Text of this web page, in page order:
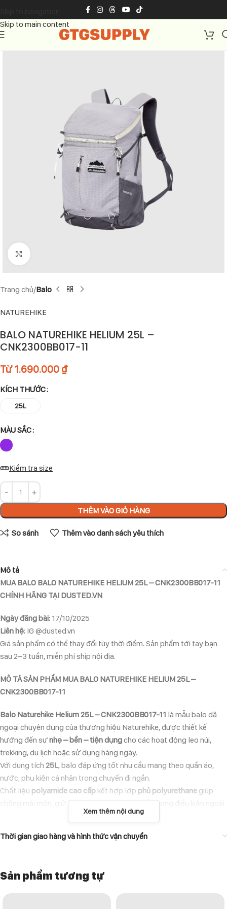
Skip to main content
Click to enlarge
Trang chủ Balo
NATUREHIKE
BALO NATUREHIKE HELIUM 25L –
CNK2300BB017-11
Từ1.690.000 ₫
KÍCH THƯỚC
25L
MÀU SẮC
Kiểm tra size
THÊM VÀO GIỎ HÀNG
So sánh Thêm vào danh sách yêu thích
Mô tả
MUA BALO BALO NATUREHIKE HELIUM 25L – CNK2300BB017-11
CHÍNH HÃNG TẠI DUSTED.VN
Ngày đăng bài: 17/10/2025
Liên hệ: IG @dusted.vn
Giá sản phẩm có thể thay đổi tùy thời điểm. Sản phẩm tới tay bạn
sau 2–3 tuần, miễn phí ship nội địa.
MÔ TẢ SẢN PHẨM MUA BALO NATUREHIKE HELIUM 25L –
CNK2300BB017-11
Balo Naturehike Helium 25L – CNK2300BB017-11 là mẫu balo dã
ngoại chuyên dụng của thương hiệu Naturehike, được thiết kế
hướng đến sựnhẹ – bền – tiện dụngcho các hoạt động leo núi,
trekking, du lịch hoặc sử dụng hàng ngày.
Với dung tích 25L, balo đáp ứng tốt nhu cầu mang theo quần áo,
nước, phụ kiện cá nhân trong chuyến đi ngắn.
Chất liệu polyamide cao cấp kết hợp lớp phủ polyurethane giúp
chống mài mòn, giữ form, và hạn chế bám bẩn trong điều kiện ngoài
giúp người dùng thoải mái mang suốt ngày dài mà không bị hầm
ĐẶC ĐIỂM NỔI BẬT
Thiết kế siêu nhẹ:
Trọng lượng chỉ khoảng 600g – dễ mang theo
Xem thêm nội dung
Thời gian giao hàng và hình thức vận chuyển
Sản phẩm tương tự